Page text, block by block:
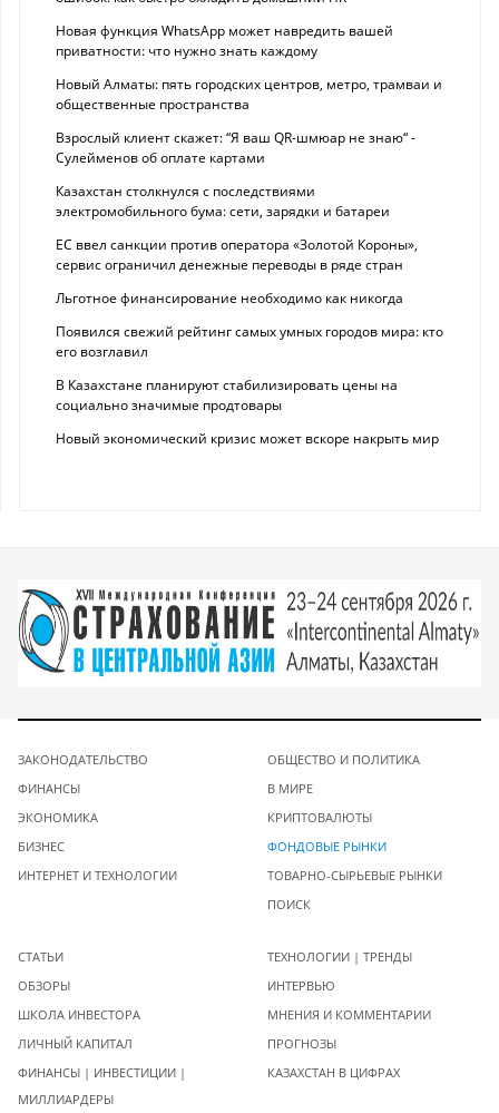
Новая функция WhatsApp может навредить вашей
приватности: что нужно знать каждому
Новый Алматы: пять городских центров, метро, трамваи и
общественные пространства
Взрослый клиент скажет: “Я ваш QR-шмюар не знаю“ -
Сулейменов об оплате картами
Казахстан столкнулся с последствиями
электромобильного бума: сети, зарядки и батареи
ЕС ввел санкции против оператора «Золотой Короны»,
сервис ограничил денежные переводы в ряде стран
Льготное финансирование необходимо как никогда
Появился свежий рейтинг самых умных городов мира: кто
его возглавил
В Казахстане планируют стабилизировать цены на
социально значимые продтовары
Новый экономический кризис может вскоре накрыть мир
ЗАКОНОДАТЕЛЬСТВО
ФИНАНСЫ
ЭКОНОМИКА
БИЗНЕС
ИНТЕРНЕТ И ТЕХНОЛОГИИ
ОБЩЕСТВО И ПОЛИТИКА
В МИРЕ
КРИПТОВАЛЮТЫ
ФОНДОВЫЕ РЫНКИ
ТОВАРНО-СЫРЬЕВЫЕ РЫНКИ
ПОИСК
СТАТЬИ
ОБЗОРЫ
ШКОЛА ИНВЕСТОРА
ЛИЧНЫЙ КАПИТАЛ
ФИНАНСЫ | ИНВЕСТИЦИИ |
МИЛЛИАРДЕРЫ
ТЕХНОЛОГИИ | ТРЕНДЫ
ИНТЕРВЬЮ
МНЕНИЯ И КОММЕНТАРИИ
ПРОГНОЗЫ
КАЗАХСТАН В ЦИФРАХ